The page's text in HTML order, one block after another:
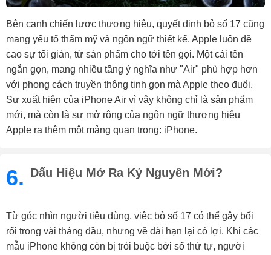
Bên cạnh chiến lược thương hiệu, quyết định bỏ số 17 cũng
mang yếu tố thẩm mỹ và ngôn ngữ thiết kế. Apple luôn đề
cao sự tối giản, từ sản phẩm cho tới tên gọi. Một cái tên
ngắn gọn, mang nhiều tầng ý nghĩa như "Air" phù hợp hơn
với phong cách truyền thông tinh gọn mà Apple theo đuổi.
Sự xuất hiện của iPhone Air vì vậy không chỉ là sản phẩm
mới, mà còn là sự mở rộng của ngôn ngữ thương hiệu
Apple ra thêm một mảng quan trọng: iPhone.
6. Dấu Hiệu Mở Ra Kỷ Nguyên Mới?
Từ góc nhìn người tiêu dùng, việc bỏ số 17 có thể gây bối
rối trong vài tháng đầu, nhưng về dài hạn lại có lợi. Khi các
mẫu iPhone không còn bị trói buộc bởi số thứ tự, người